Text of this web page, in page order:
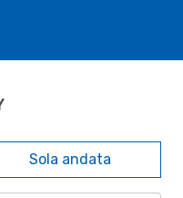
Sola andata